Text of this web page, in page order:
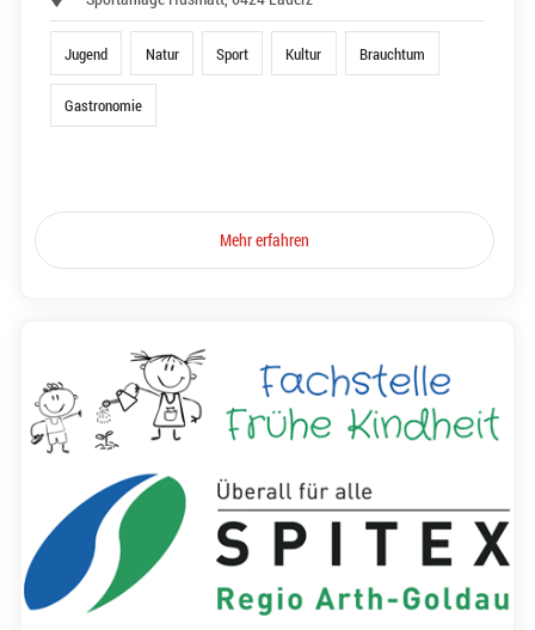
Jugend Natur Sport Kultur Brauchtum
Gastronomie
Mehr erfahren